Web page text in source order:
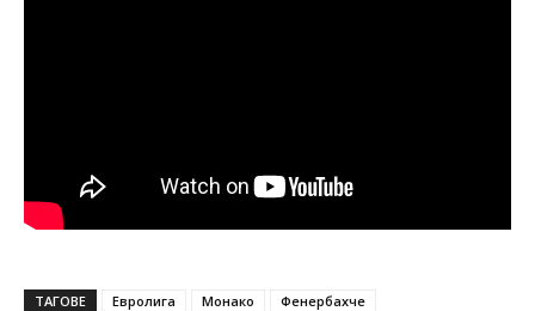
ТАГОВЕ Евролига Монако Фенербахче